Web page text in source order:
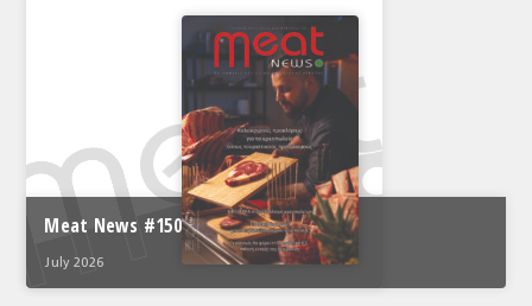
ΕΜΠΟΡΙΚΟΙ ΑΝΤΙΠΡΟΣΩΠΟΙ
ΕΛΛΗΝΙΚΗ ΝΟΜΟΘΕΣΙΑ
ΕΥΡΩΠΑΪΚΗ ΝΟΜΟΘΕΣΙΑ
ΤΟ ΠΕΡΙΟΔΙΚΟ
Meat News #150
July 2026